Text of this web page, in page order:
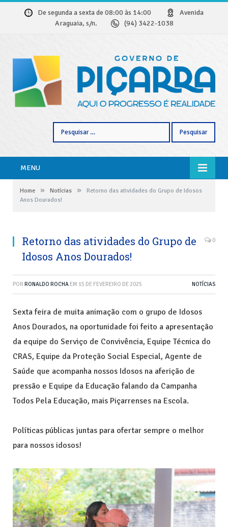
De segunda a sexta de 08:00 às 14:00
Avenida
Araguaia, s/n.
(94) 3422-1038
MENU
Home » Notícias »
Retorno das atividades do Grupo de Idosos
Anos Dourados!
Retorno das atividades do Grupo de
Idosos Anos Dourados!
0
POR RONALDO ROCHA EM 15 DE FEVEREIRO DE 2025 NOTÍCIAS
Sexta feira de muita animação com o grupo de Idosos
Anos Dourados, na oportunidade foi feito a apresentação
da equipe do Serviço de Convivência, Equipe Técnica do
CRAS, Equipe da Proteção Social Especial, Agente de
Saúde que acompanha nossos Idosos na aferição de
pressão e Equipe da Educação falando da Campanha
Todos Pela Educação, mais Piçarrenses na Escola.
Políticas públicas juntas para ofertar sempre o melhor
para nossos idosos!